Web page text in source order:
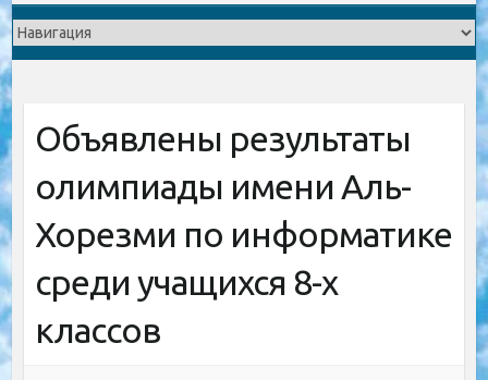
Объявлены результаты
олимпиады имени Аль-
Хорезми по информатике
среди учащихся 8-х
классов